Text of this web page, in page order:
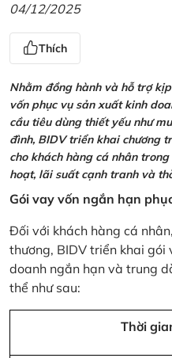
04/12/2025
Thích
Nhằm đồng hành và hỗ trợ
vốn phục vụ sản xuất kinh
cầu tiêu dùng thiết yếu như
đình, BIDV triển khai chương
cho khách hàng cá nhân
hoạt, lãi suất cạnh tranh và
Gói vay vốn ngắn hạn
Đối với khách hàng cá
thương, BIDV triển khai
doanh ngắn hạn và trung
thể như sau:
Thời